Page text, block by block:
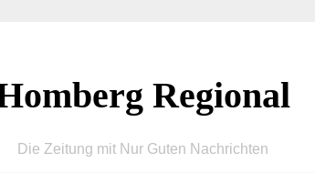
Regional
Die Zeitung mit Nur Guten Nachrichten